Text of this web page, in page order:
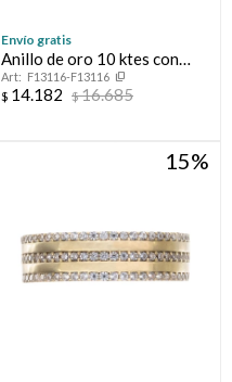
Envío gratis
Anillo de oro 10 ktes con
circonias, MEDIO SIN FIN.
F13116-F13116
$ 14.182 $16.685
15